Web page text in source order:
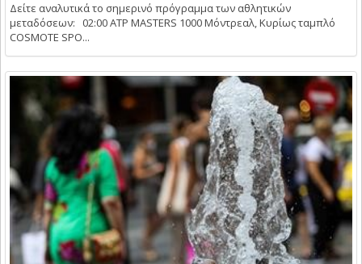
Δείτε αναλυτικά το σημερινό πρόγραμμα των αθλητικών
μεταδόσεων: 02:00 ATP MASTERS 1000 Μόντρεαλ, Κυρίως ταμπλό
COSMOTE SPO...